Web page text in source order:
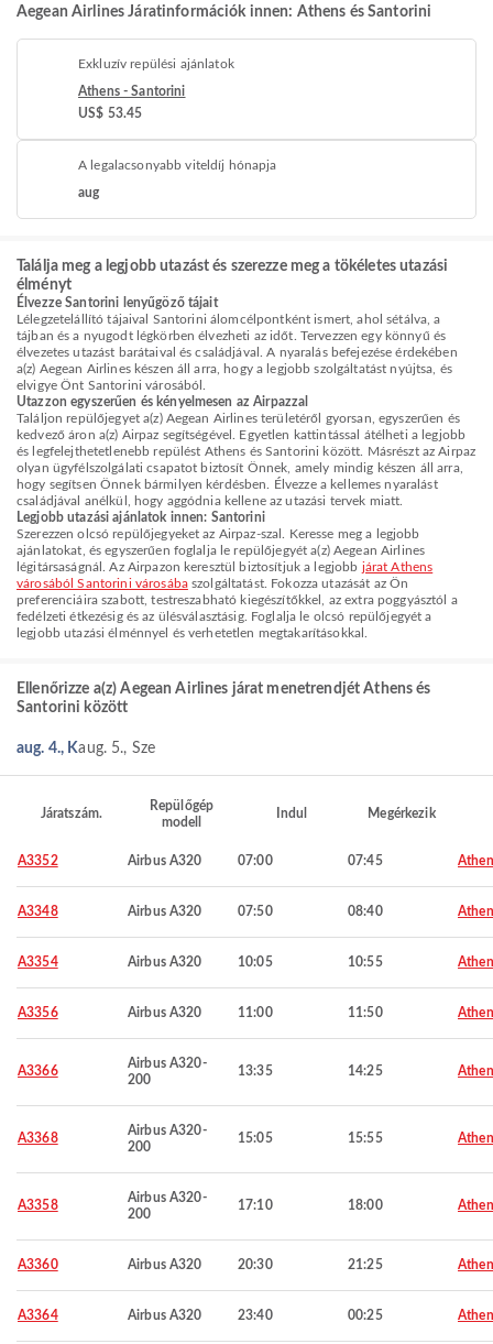
Aegean Airlines Járatinformációk innen: Athens és Santorini
Exkluzív repülési ajánlatok
Athens - Santorini
US$ 53.45
A legalacsonyabb viteldíj hónapja
aug
Találja meg a legjobb utazást és szerezze meg a tökéletes utazási
élményt
Élvezze Santorini lenyűgöző tájait
Lélegzetelállító tájaival Santorini álomcélpontként ismert, ahol sétálva, a
tájban és a nyugodt légkörben élvezheti az időt. Tervezzen egy könnyű és
élvezetes utazást barátaival és családjával. A nyaralás befejezése érdekében
a(z) Aegean Airlines készen áll arra, hogy a legjobb szolgáltatást nyújtsa, és
elvigye Önt Santorini városából.
Utazzon egyszerűen és kényelmesen az Airpazzal
Találjon repülőjegyet a(z) Aegean Airlines területéről gyorsan, egyszerűen és
kedvező áron a(z) Airpaz segítségével. Egyetlen kattintással átélheti a legjobb
és legfelejthetetlenebb repülést Athens és Santorini között. Másrészt az Airpaz
olyan ügyfélszolgálati csapatot biztosít Önnek, amely mindig készen áll arra,
hogy segítsen Önnek bármilyen kérdésben. Élvezze a kellemes nyaralást
családjával anélkül, hogy aggódnia kellene az utazási tervek miatt.
Legjobb utazási ajánlatok innen: Santorini
Szerezzen olcsó repülőjegyeket az Airpaz-szal. Keresse meg a legjobb
ajánlatokat, és egyszerűen foglalja le repülőjegyét a(z) Aegean Airlines
légitársaságnál. Az Airpazon keresztül biztosítjuk a legjobb járat Athens
városából Santorini városábaszolgáltatást. Fokozza utazását az Ön
preferenciáira szabott, testreszabható kiegészítőkkel, az extra poggyásztól a
fedélzeti étkezésig és az ülésválasztásig. Foglalja le olcsó repülőjegyét a
legjobb utazási élménnyel és verhetetlen megtakarításokkal.
Ellenőrizze a(z) Aegean Airlines járat menetrendjét Athens és
Santorini között
aug. 4., Kaug. 5., Sze
Járatszám.
Repülőgép
modell
Indul Megérkezik
A3352 Airbus A320 07:00 07:45
A3348 Airbus A320 07:50 08:40
A3354 Airbus A320 10:05 10:55
A3356 Airbus A320 11:00 11:50
A3366
Airbus A320-
200
13:35 14:25
A3368
Airbus A320-
200
15:05 15:55
A3358
Airbus A320-
200
17:10 18:00
A3360 Airbus A320 20:30 21:25
A3364 Airbus A320 23:40 00:25